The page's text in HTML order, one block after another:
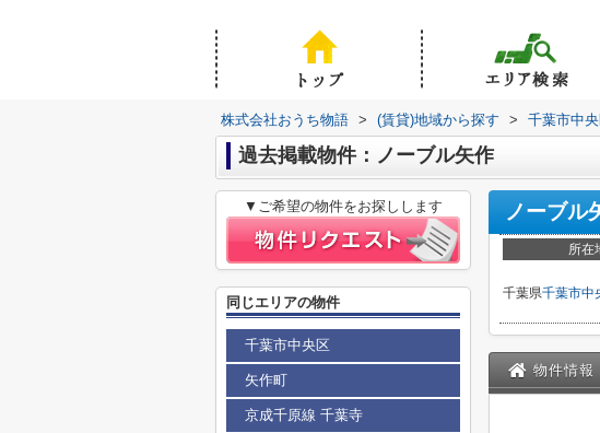
株式会社おうち物語 > (賃貸)地域から探す > 千葉市中
過去掲載物件：ノーブル矢作
ノーブル
所在
千葉県千葉市中
物件情報
▼ご希望の物件をお探しします
同じエリアの物件
千葉市中央区
矢作町
京成千原線 千葉寺